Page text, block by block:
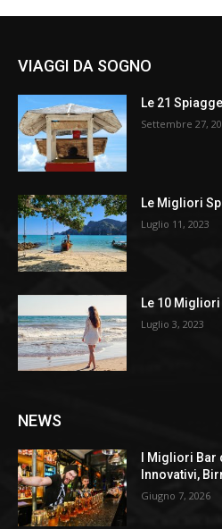
VIAGGI DA SOGNO
Le 21
Settembre 27,
Le Migliori
Luglio 11, 2023
Le 10
Luglio 3, 2023
NEWS
I Migliori
Innovativi,
Giugno 7, 2026